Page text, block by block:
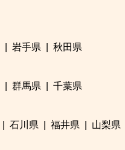
岩手県
秋田県
群馬県
千葉県
石川県 福井県
山梨県